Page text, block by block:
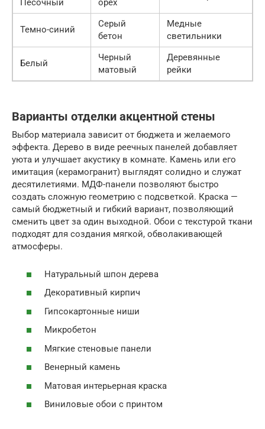
Песочный
орех
Темно-синий
Серый
бетон
Медные
светильники
Белый
Черный
матовый
Деревянные
рейки
Варианты отделки акцентной стены
Выбор материала зависит от бюджета и желаемого
эффекта. Дерево в виде реечных панелей добавляет
уюта и улучшает акустику в комнате. Камень или его
имитация (керамогранит) выглядят солидно и служат
десятилетиями. МДФ-панели позволяют быстро
создать сложную геометрию с подсветкой. Краска —
самый бюджетный и гибкий вариант, позволяющий
сменить цвет за один выходной. Обои с текстурой ткани
подходят для создания мягкой, обволакивающей
атмосферы.
Натуральный шпон дерева
Декоративный кирпич
Гипсокартонные ниши
Микробетон
Мягкие стеновые панели
Венерный камень
Матовая интерьерная краска
Виниловые обои с принтом